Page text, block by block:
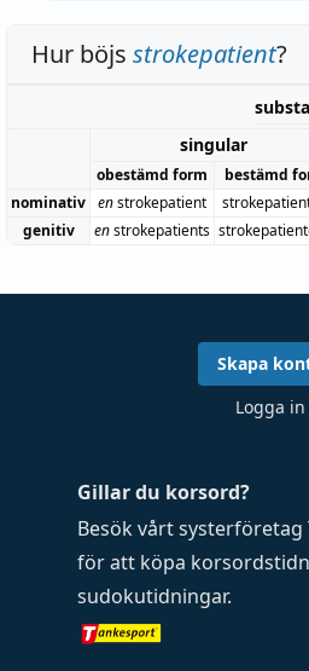
Hur böjs strokepatient?
singular
obestämd form bestämd
nominativ enstrokepatient
genitiv
enstrokepatients
Gillar du korsord?
Besök vårt systerföretag
för att köpa
sudokutidningar.
Skapa
Logga in